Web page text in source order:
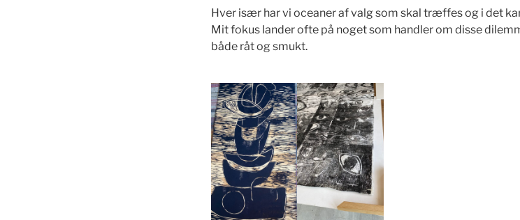
Hver især har vi oceaner af valg som skal træffes og i det
Mit fokus lander ofte på noget som handler om disse
både råt og smukt.